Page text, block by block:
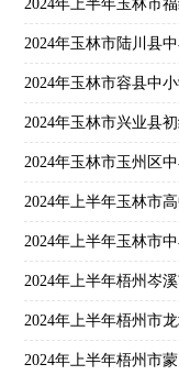
2024年上半年玉林市
2024年玉林市陆川县
2024年玉林市容县中
2024年玉林市玉州区
2024年上半年玉林市
2024年上半年玉林市
2024年上半年梧州岑
2024年上半年梧州市
2024年上半年梧州市